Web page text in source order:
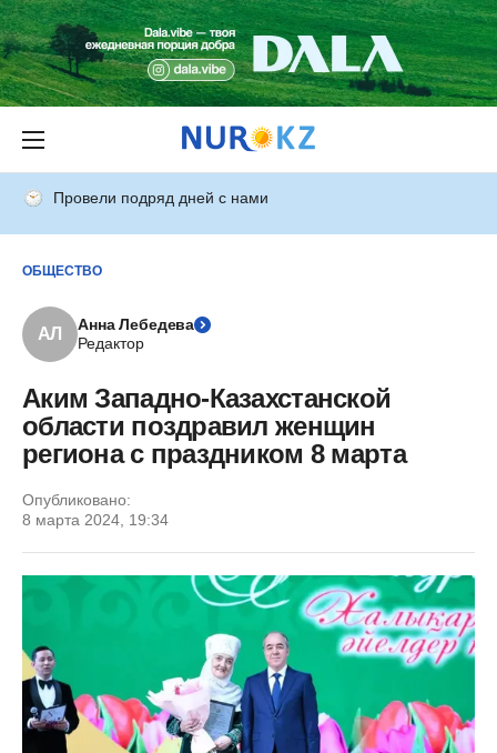
Провели подряд дней с нами
ОБЩЕСТВО
АЛ
Анна Лебедева
Редактор
Аким Западно-Казахстанской
области поздравил женщин
региона с праздником 8 марта
Опубликовано:
8 марта 2024, 19:34